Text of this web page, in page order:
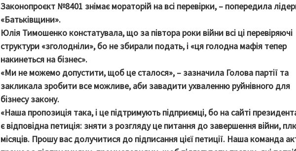
Законопроєкт №8401 знімає мораторій на всі перевірки, – попередила
«Батьківщини».
Юлія Тимошенко констатувала, що за півтора роки війни всі ці перевіряючі
структури «зголодніли», бо не збирали подать, і «ця голодна мафія тепер
накинеться на бізнес».
«Ми не можемо допустити, щоб це сталося», – зазначила Голова партії та
закликала зробити все можливе, аби завадити ухваленню руйнівного для
бізнесу закону.
«Наша пропозиція така, і це підтримують підприємці, бо на сайті
є відповідна петиція: зняти з розгляду це питання до завершення війни,
місяців. Прошу вас долучитися до підписання цієї петиції. Наша команда